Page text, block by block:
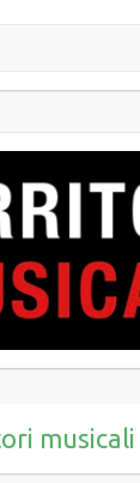
musicali